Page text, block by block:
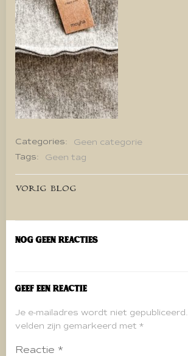
Categories:
Geen categorie
Tags:
Geen tag
Bericht
navigatie
VORIG BLOG
Nog geen reacties
Geef een reactie
Je e-mailadres wordt niet gepubliceerd.
velden zijn gemarkeerd met *
Reactie *